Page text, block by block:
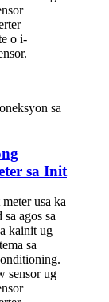
o i-
sa Init
usa ka
agos sa
kainit ug
sa
sensor ug